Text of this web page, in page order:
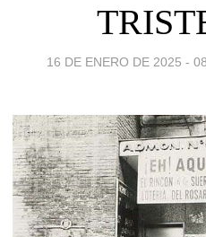
16 DE ENERO DE 2025 -